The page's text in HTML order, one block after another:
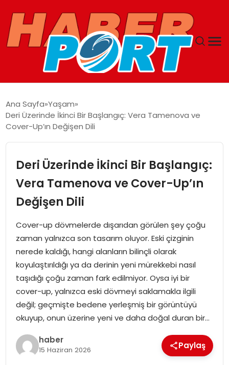
GUNCEL
SPOR
MAGAZIN
SPOR
EĞITIM
OTOMOBIL
TEKNOLOJI
Ana Sayfa Yaşam
Deri Üzerinde İkinci Bir Başlangıç: Vera Tamenova ve
Cover-Up’ın Değişen Dili
Deri Üzerinde İkinci Bir Başlangıç:
Vera Tamenova ve Cover-Up’ın
Değişen Dili
Cover-up dövmelerde dışarıdan görülen şey çoğu
zaman yalnızca son tasarım oluyor. Eski çizginin
nerede kaldığı, hangi alanların bilinçli olarak
koyulaştırıldığı ya da derinin yeni mürekkebi nasıl
taşıdığı çoğu zaman fark edilmiyor. Oysa iyi bir
cover-up, yalnızca eski dövmeyi saklamakla ilgili
değil; geçmişte bedene yerleşmiş bir görüntüyü
okuyup, onun üzerine yeni ve daha doğal duran bir…
haber
15 Haziran 2026 Paylaş